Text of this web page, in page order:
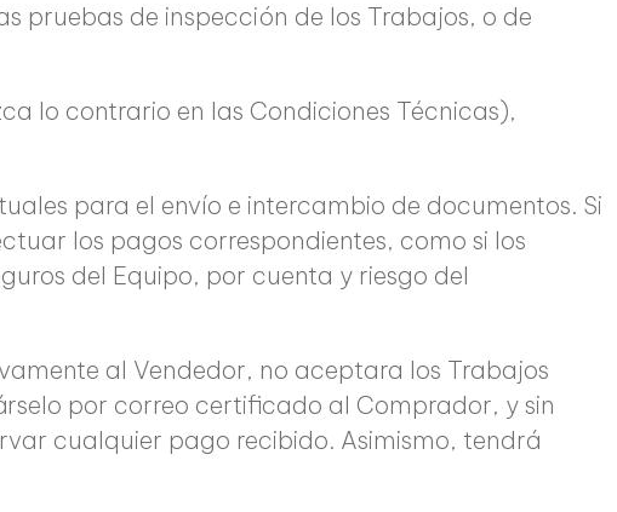
pruebas de inspección de los Trabajos, o de
lo contrario en las Condiciones Técnicas),
para el envío e intercambio de documentos. Si
los pagos correspondientes, como si los
del Equipo, por cuenta y riesgo del
al Vendedor, no aceptara los Trabajos
por correo certificado al Comprador, y sin
cualquier pago recibido. Asimismo, tendrá